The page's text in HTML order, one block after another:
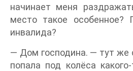
начинает меня
место такое
инвалида?
— Дом господина. — тут же
попала под колёса